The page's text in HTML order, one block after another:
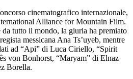
cinematografico internazionale,
Alliance for Mountain Film.
tutto il mondo, la giuria ha premiato
messicana Ana Ts’uyeb, mentre
ad “Api” di Luca Ciriello, “Spirit
von Bonhorst, “Maryam” di Elnaz
Borella.